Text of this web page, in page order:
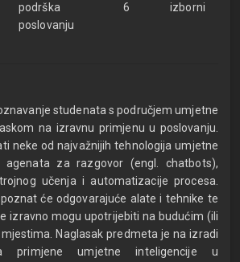
podrška
poslovanju
6 izborni
studenata s područjem umjetne
na izravnu primjenu u poslovanju.
neke od najvažnijih tehnologija umjetne
agenata za razgovor (engl. chatbots),
učenja i automatizacije procesa.
će odgovarajuće alate i tehnike te
izravno mogu upotrijebiti na budućim (ili
Naglasak predmeta je na izradi
primjene umjetne inteligencije u